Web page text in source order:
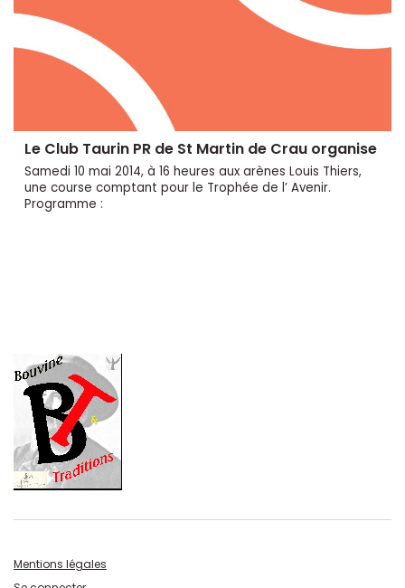
Le Club Taurin PR de St Martin de Crau organise
Samedi 10 mai 2014, à 16 heures aux arènes Louis Thiers,
une course comptant pour le Trophée de l’ Avenir.
Programme :
Mentions légales